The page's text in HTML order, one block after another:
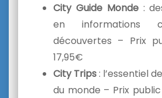
City Guide Monde:
en informations
découvertes – Prix
17,95€
City Trips: l’essentiel
du monde – Prix